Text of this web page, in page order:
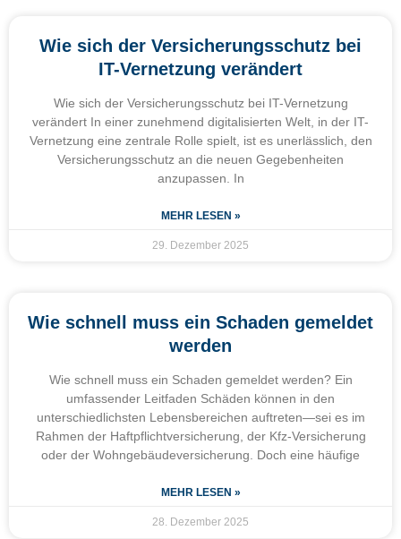
Wie sich der Versicherungsschutz bei
IT-Vernetzung verändert
Wie sich der Versicherungsschutz bei IT-Vernetzung
verändert In einer zunehmend digitalisierten Welt, in der IT-
Vernetzung eine zentrale Rolle spielt, ist es unerlässlich, den
Versicherungsschutz an die neuen Gegebenheiten
anzupassen. In
MEHR LESEN »
29. Dezember 2025
Wie schnell muss ein Schaden gemeldet
werden
Wie schnell muss ein Schaden gemeldet werden? Ein
umfassender Leitfaden Schäden können in den
unterschiedlichsten Lebensbereichen auftreten—sei es im
Rahmen der Haftpflichtversicherung, der Kfz-Versicherung
oder der Wohngebäudeversicherung. Doch eine häufige
MEHR LESEN »
28. Dezember 2025